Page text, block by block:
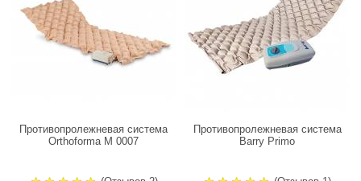
Противопролежневая система
Orthoforma М 0007
Противопролежневая система
Barry Primo